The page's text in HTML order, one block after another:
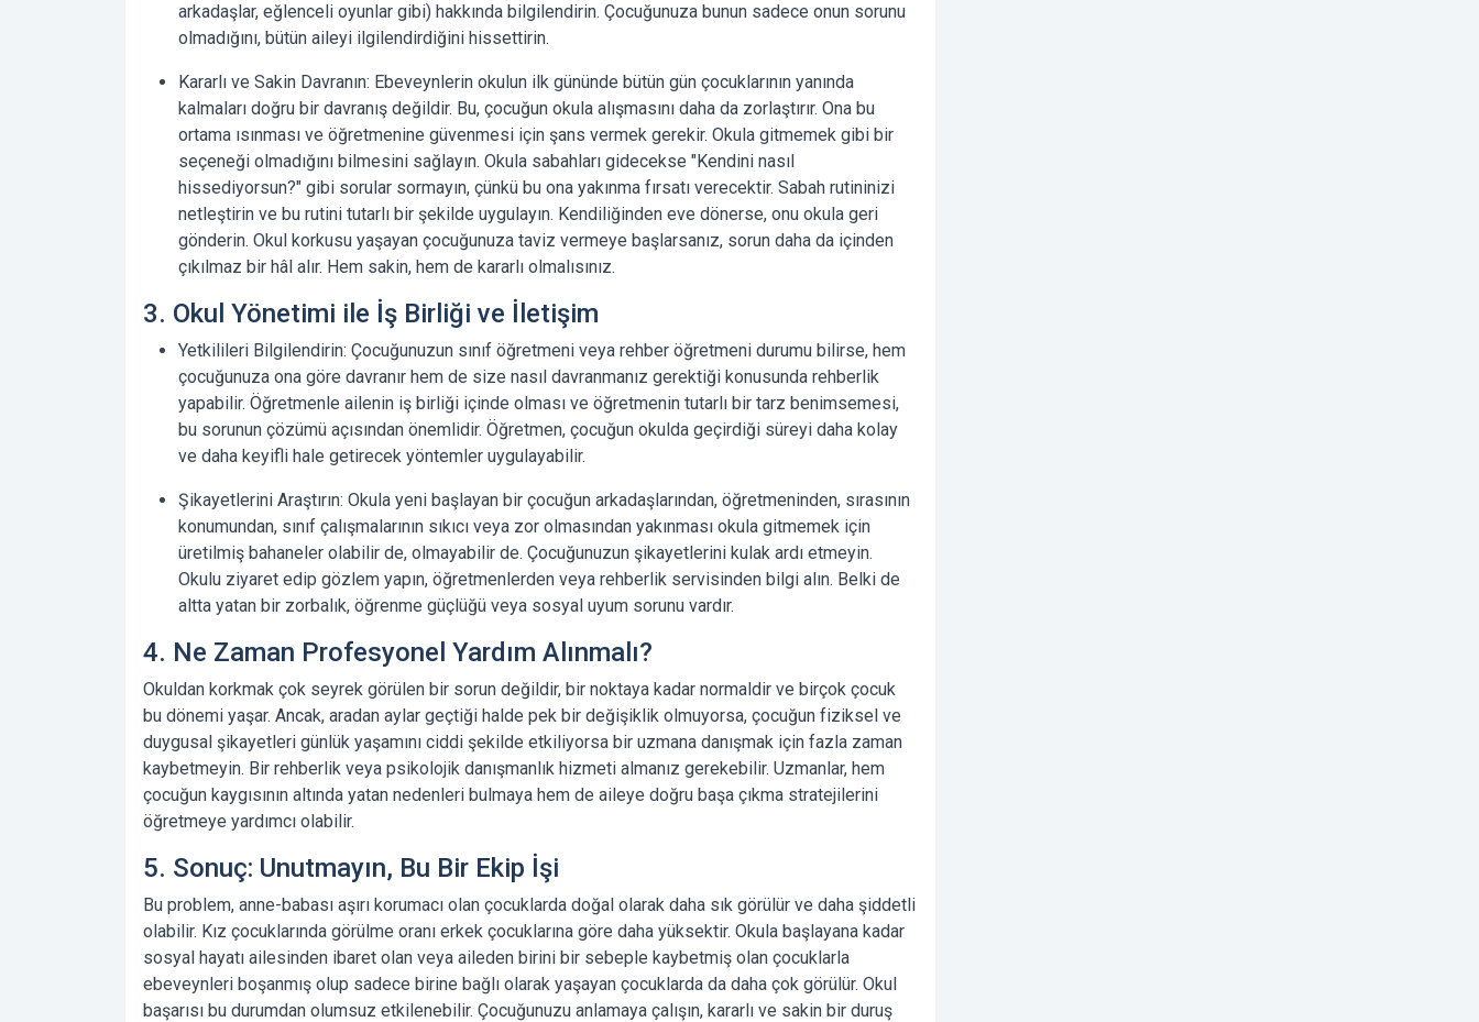
arkadaşlar, eğlenceli oyunlar gibi) hakkında bilgilendirin. Çocuğunuza bunun sadece onun sorunu
olmadığını, bütün aileyi ilgilendirdiğini hissettirin.
Kararlı ve Sakin Davranın: Ebeveynlerin okulun ilk gününde bütün gün çocuklarının yanında
kalmaları doğru bir davranış değildir. Bu, çocuğun okula alışmasını daha da zorlaştırır. Ona bu
ortama ısınması ve öğretmenine güvenmesi için şans vermek gerekir. Okula gitmemek gibi bir
seçeneği olmadığını bilmesini sağlayın. Okula sabahları gidecekse "Kendini nasıl
hissediyorsun?" gibi sorular sormayın, çünkü bu ona yakınma fırsatı verecektir. Sabah rutininizi
netleştirin ve bu rutini tutarlı bir şekilde uygulayın. Kendiliğinden eve dönerse, onu okula geri
gönderin. Okul korkusu yaşayan çocuğunuza taviz vermeye başlarsanız, sorun daha da içinden
çıkılmaz bir hâl alır. Hem sakin, hem de kararlı olmalısınız.
3. Okul Yönetimi ile İş Birliği ve İletişim
Yetkilileri Bilgilendirin: Çocuğunuzun sınıf öğretmeni veya rehber öğretmeni durumu bilirse, hem
çocuğunuza ona göre davranır hem de size nasıl davranmanız gerektiği konusunda rehberlik
yapabilir. Öğretmenle ailenin iş birliği içinde olması ve öğretmenin tutarlı bir tarz benimsemesi,
bu sorunun çözümü açısından önemlidir. Öğretmen, çocuğun okulda geçirdiği süreyi daha kolay
ve daha keyifli hale getirecek yöntemler uygulayabilir.
Şikayetlerini Araştırın: Okula yeni başlayan bir çocuğun arkadaşlarından, öğretmeninden, sırasının
konumundan, sınıf çalışmalarının sıkıcı veya zor olmasından yakınması okula gitmemek için
üretilmiş bahaneler olabilir de, olmayabilir de. Çocuğunuzun şikayetlerini kulak ardı etmeyin.
Okulu ziyaret edip gözlem yapın, öğretmenlerden veya rehberlik servisinden bilgi alın. Belki de
altta yatan bir zorbalık, öğrenme güçlüğü veya sosyal uyum sorunu vardır.
4. Ne Zaman Profesyonel Yardım Alınmalı?
Okuldan korkmak çok seyrek görülen bir sorun değildir, bir noktaya kadar normaldir ve birçok çocuk
bu dönemi yaşar. Ancak, aradan aylar geçtiği halde pek bir değişiklik olmuyorsa, çocuğun fiziksel ve
duygusal şikayetleri günlük yaşamını ciddi şekilde etkiliyorsa bir uzmana danışmak için fazla zaman
kaybetmeyin. Bir rehberlik veya psikolojik danışmanlık hizmeti almanız gerekebilir. Uzmanlar, hem
çocuğun kaygısının altında yatan nedenleri bulmaya hem de aileye doğru başa çıkma stratejilerini
öğretmeye yardımcı olabilir.
5. Sonuç: Unutmayın, Bu Bir Ekip İşi
Bu problem, anne-babası aşırı korumacı olan çocuklarda doğal olarak daha sık görülür ve daha şiddetli
olabilir. Kız çocuklarında görülme oranı erkek çocuklarına göre daha yüksektir. Okula başlayana kadar
sosyal hayatı ailesinden ibaret olan veya aileden birini bir sebeple kaybetmiş olan çocuklarla
ebeveynleri boşanmış olup sadece birine bağlı olarak yaşayan çocuklarda da daha çok görülür. Okul
başarısı bu durumdan olumsuz etkilenebilir. Çocuğunuzu anlamaya çalışın, kararlı ve sakin bir duruş